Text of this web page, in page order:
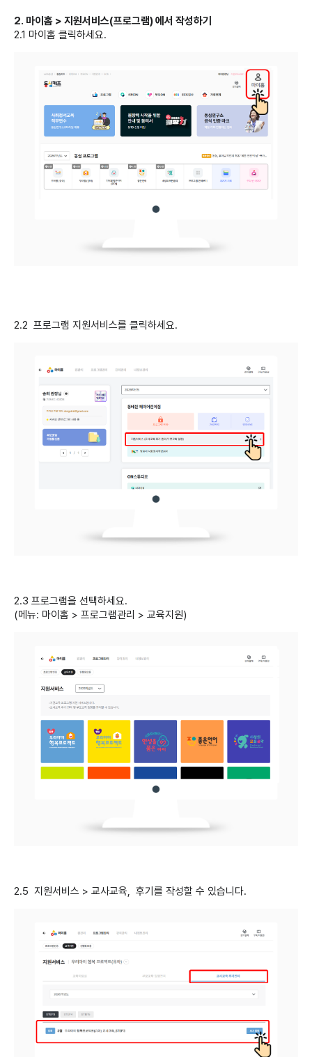
2. 마이홈 > 지원서비스(프로그램) 에서 작성하기
2.1 마이홈 클릭하세요.
2.2 프로그램 지원서비스를 클릭하세요.
2.3 프로그램을 선택하세요.
(메뉴: 마이홈 > 프로그램관리 > 교육지원)
2.5 지원서비스 > 교사교육, 후기를 작성할 수 있습니다.